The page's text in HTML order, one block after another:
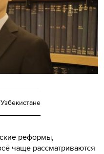
реформы,
чаще рассматриваются